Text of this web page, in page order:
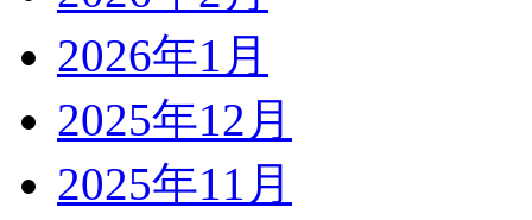
2026年1月
2025年12月
2025年11月